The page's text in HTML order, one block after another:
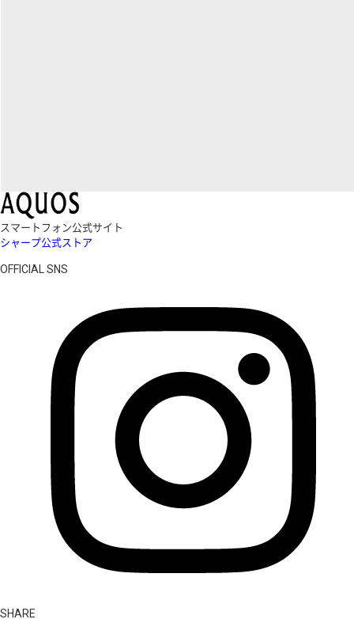
スマートフォン公式サイト
シャープ公式ストア
OFFICIAL SNS
SHARE